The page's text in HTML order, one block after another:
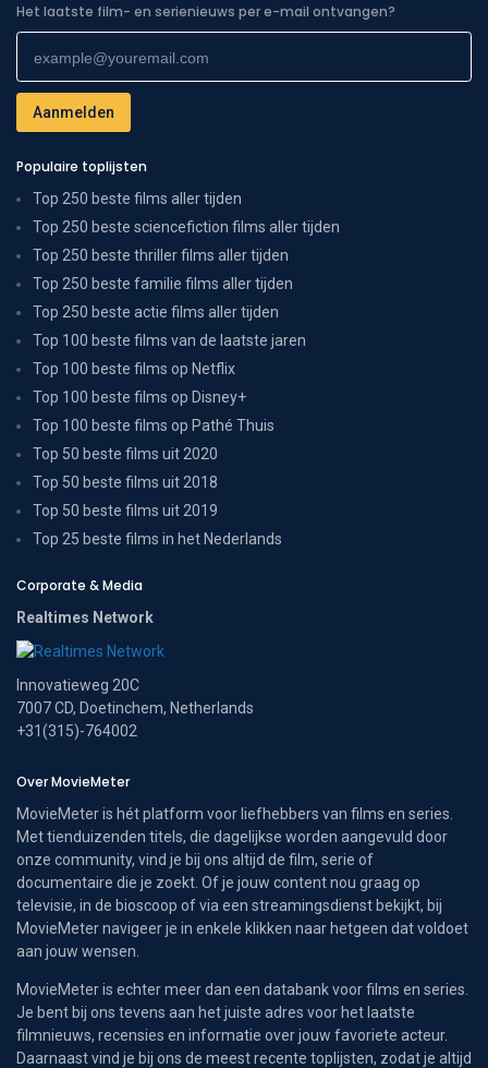
Het laatste film- en serienieuws per e-mail ontvangen?
Populaire toplijsten
Top 250 beste films aller tijden
Top 250 beste sciencefiction films aller tijden
Top 250 beste thriller films aller tijden
Top 250 beste familie films aller tijden
Top 250 beste actie films aller tijden
Top 100 beste films van de laatste jaren
Top 100 beste films op Netflix
Top 100 beste films op Disney+
Top 100 beste films op Pathé Thuis
Top 50 beste films uit 2020
Top 50 beste films uit 2018
Top 50 beste films uit 2019
Top 25 beste films in het Nederlands
Corporate & Media
Realtimes Network
Innovatieweg 20C
7007 CD, Doetinchem, Netherlands
+31(315)-764002
Over MovieMeter
MovieMeter is hét platform voor liefhebbers van films en series.
Met tienduizenden titels, die dagelijkse worden aangevuld door
onze community, vind je bij ons altijd de film, serie of
documentaire die je zoekt. Of je jouw content nou graag op
televisie, in de bioscoop of via een streamingsdienst bekijkt, bij
MovieMeter navigeer je in enkele klikken naar hetgeen dat voldoet
aan jouw wensen.
MovieMeter is echter meer dan een databank voor films en series.
Je bent bij ons tevens aan het juiste adres voor het laatste
filmnieuws, recensies en informatie over jouw favoriete acteur.
Daarnaast vind je bij ons de meest recente toplijsten, zodat je altijd